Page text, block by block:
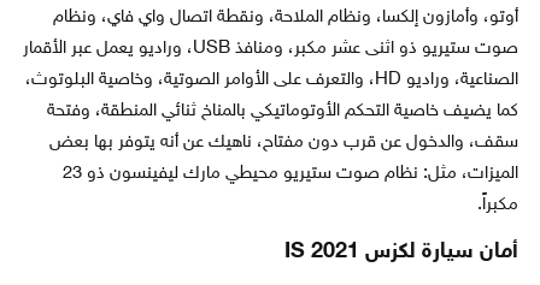
أوتو، وأمازون إلكسا، ونظام الملاحة، ونقطة اتصال واي فاي، ونظام
صوت ستيريو ذو اثنى عشر مكبر، ومنافذ USB، وراديو يعمل عبر الأقمار
الصناعية، وراديو HD، والتعرف على الأوامر الصوتية، وخاصية البلوتوث،
كما يضيف خاصية التحكم الأوتوماتيكي بالمناخ ثنائي المنطقة، وفتحة
سقف، والدخول عن قرب دون مفتاح، ناهيك عن أنه يتوفر بها بعض
الميزات، مثل: نظام صوت ستيريو محيطي مارك ليفينسون ذو 23
مكبراً.
أمان سيارة لكزس IS 2021